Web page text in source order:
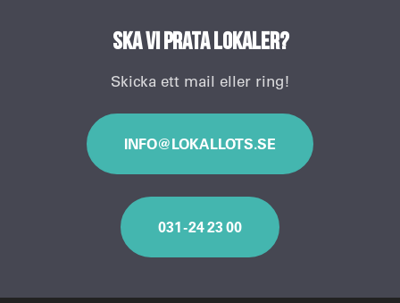
Ska vi prata lokaler?
Skicka ett mail eller ring!
INFO@LOKALLOTS.SE
031 - 24 23 00